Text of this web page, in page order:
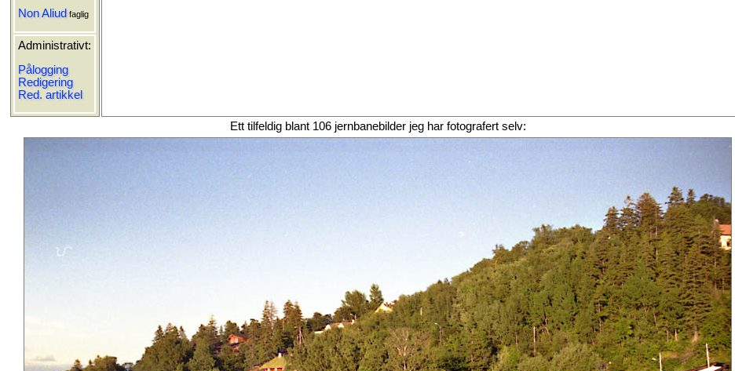
Non Aliud faglig
Administrativt:
Pålogging
Redigering
Red. artikkel
Ett tilfeldig blant 106 jernbanebilder jeg har fotografert selv: